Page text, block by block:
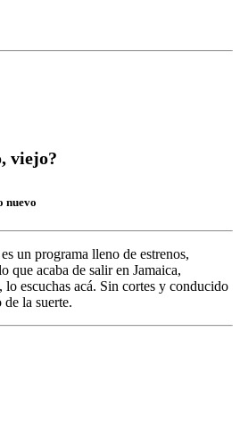
viejo?
nuevo
es un programa lleno de estrenos,
que acaba de salir en Jamaica,
lo escuchas acá. Sin cortes y conducido
de la suerte.